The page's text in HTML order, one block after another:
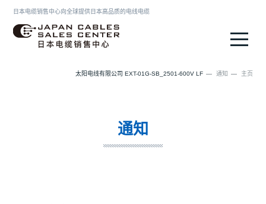
日本电缆销售中心向全球提供日本高品质的电线电缆
主页
通知
太阳电线有限公司 EXT-01G-SB_2501-600V LF
通知